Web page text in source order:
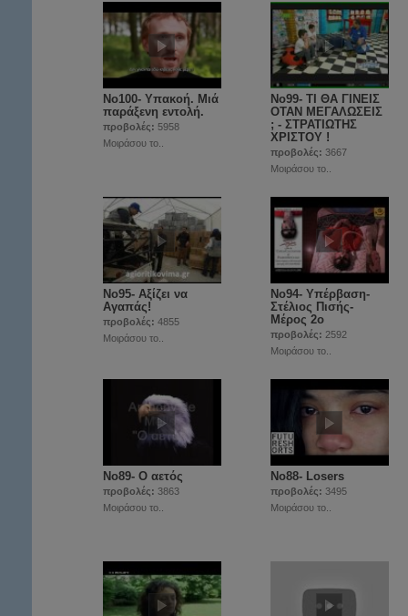
Νο100- Υπακοή. Μιά
παράξενη εντολή.
προβολές: 5958
Μοιράσου το..
Νο99- ΤΙ ΘΑ ΓΙΝΕΙΣ
ΟΤΑΝ ΜΕΓΑΛΩΣΕΙΣ
; - ΣΤΡΑΤΙΩΤΗΣ
ΧΡΙΣΤΟΥ !
προβολές: 3667
Μοιράσου το..
No95- Αξίζει να
Αγαπάς!
προβολές: 4855
Μοιράσου το..
Νο94- Υπέρβαση-
Στέλιος Πισής-
Μέρος 2ο
προβολές: 2592
Μοιράσου το..
No89- Ο αετός
προβολές: 3863
Μοιράσου το..
No88- Losers
προβολές: 3495
Μοιράσου το..